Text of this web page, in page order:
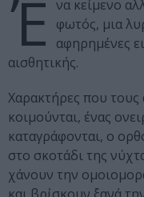
Έ να κείμενο
φωτός, μια
αφηρημένες
αισθητικής.
Χαρακτήρες που
κοιμούνται, ένας
καταγράφονται, ο
στο σκοτάδι της
χάνουν την